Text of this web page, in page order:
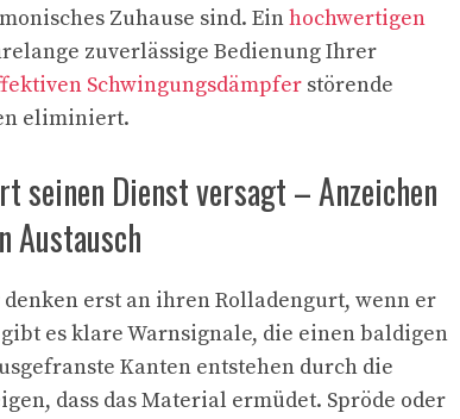
Zuhause sind. Einhochwertigen
zuverlässige Bedienung Ihrer
Schwingungsdämpfer störende
eliminiert.
seinen Dienst versagt – Anzeichen
Austausch
erst an ihren Rolladengurt, wenn er
es klare Warnsignale, die einen baldigen
Kanten entstehen durch die
dass das Material ermüdet. Spröde oder